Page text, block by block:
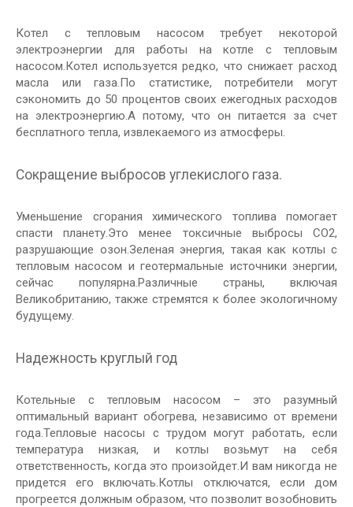
Котел с тепловым насосом требует некоторой
электроэнергии для работы на котле с тепловым
насосом.Котел используется редко, что снижает расход
масла или газа.По статистике, потребители могут
сэкономить до 50 процентов своих ежегодных расходов
на электроэнергию.А потому, что он питается за счет
бесплатного тепла, извлекаемого из атмосферы.
Сокращение выбросов углекислого газа.
Уменьшение сгорания химического топлива помогает
спасти планету.Это менее токсичные выбросы CO2,
разрушающие озон.Зеленая энергия, такая как котлы с
тепловым насосом и геотермальные источники энергии,
сейчас популярна.Различные страны, включая
Великобританию, также стремятся к более экологичному
будущему.
Надежность круглый год
Котельные с тепловым насосом – это разумный
оптимальный вариант обогрева, независимо от времени
года.Тепловые насосы с трудом могут работать, если
температура низкая, и котлы возьмут на себя
ответственность, когда это произойдет.И вам никогда не
придется его включать.Котлы отключатся, если дом
прогреется должным образом, что позволит возобновить